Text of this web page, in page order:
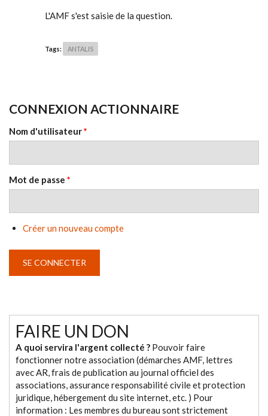
L'AMF s'est saisie de la question.
Tags: ANTALIS
CONNEXION ACTIONNAIRE
Nom d'utilisateur*
Mot de passe *
Créer un nouveau compte
FAIRE UN DON
A quoi servira l'argent collecté ? Pouvoir faire
fonctionner notre association (démarches AMF, lettres
avec AR, frais de publication au journal officiel des
associations, assurance responsabilité civile et protection
juridique, hébergement du site internet, etc. ) Pour
information : Les membres du bureau sont strictement